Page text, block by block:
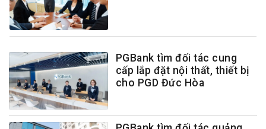
PGBank tìm đối tác cung
cấp lắp đặt nội thất, thiết bị
cho PGD Đức Hòa